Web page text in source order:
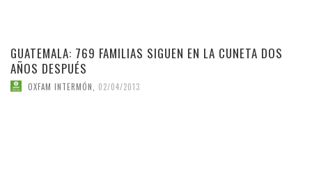
GUATEMALA: 769 FAMILIAS SIGUEN EN LA CUNETA DOS
AÑOS DESPUÉS
OXFAM INTERMÓN 02/04/2013